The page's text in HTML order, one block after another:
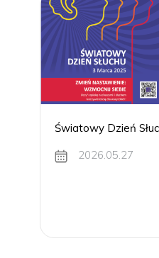
Światowy Dzień
2026.05.27